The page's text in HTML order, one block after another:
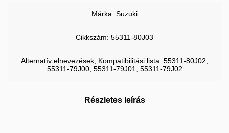
Márka: Suzuki
Cikkszám: 55311-80J03
Alternatív elnevezések, Kompatibilitási lista: 55311-80J02,
55311-79J00, 55311-79J01, 55311-79J02
Részletes leírás